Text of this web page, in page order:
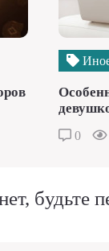
0
будьте